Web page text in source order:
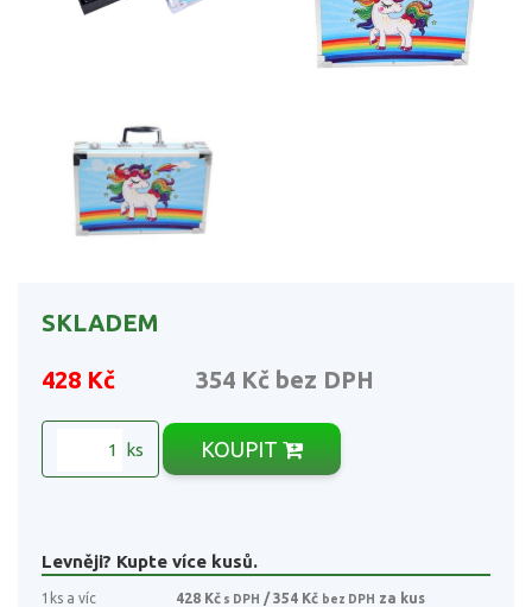
SKLADEM
428 Kč 354 Kč bez DPH
ks KOUPIT
Levněji? Kupte více kusů.
1ks a víc 428 Kč s DPH / 354 Kč bez DPH za kus